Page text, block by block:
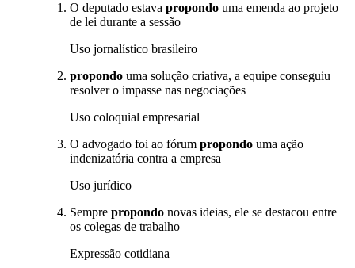
O deputado estava propondo uma emenda ao projeto
de lei durante a sessão
Uso jornalístico brasileiro
propondo uma solução criativa, a equipe conseguiu
resolver o impasse nas negociações
Uso coloquial empresarial
O advogado foi ao fórum propondo uma ação
indenizatória contra a empresa
Uso jurídico
Sempre propondo novas ideias, ele se destacou entre
os colegas de trabalho
Expressão cotidiana